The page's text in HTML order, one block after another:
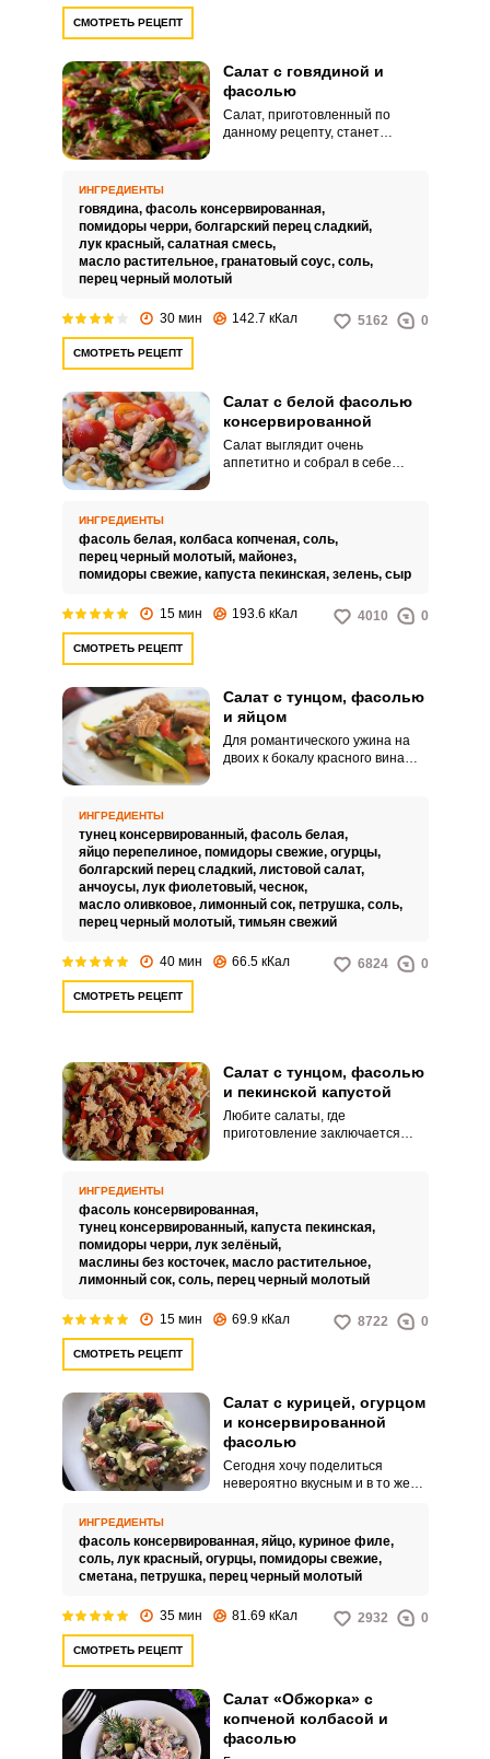
СМОТРЕТЬ РЕЦЕПТ
Салат с говядиной и
фасолью
Салат, приготовленный по
данному рецепту, станет
вариантом для праздничного
застолья.
ИНГРЕДИЕНТЫ
говядина, фасоль консервированная,
помидоры черри, болгарский перец сладкий,
лук красный, салатная смесь,
масло растительное, гранатовый соус, соль,
перец черный молотый
30 мин 142.7 кКал 5162 0
СМОТРЕТЬ РЕЦЕПТ
Салат с белой фасолью
консервированной
Салат выглядит очень
аппетитно и собрал в себе
не требует сложных действий.
ИНГРЕДИЕНТЫ
фасоль белая, колбаса копченая, соль,
перец черный молотый, майонез,
помидоры свежие, капуста пекинская, зелень, сыр
15 мин 193.6 кКал 4010 0
СМОТРЕТЬ РЕЦЕПТ
Салат с тунцом, фасолью
и яйцом
Для романтического ужина на
двоих к бокалу красного вина
много овощей и зелени,
пряностей, заправляется соком
лимона и оливковым маслом.
ИНГРЕДИЕНТЫ
тунец консервированный, фасоль белая,
яйцо перепелиное, помидоры свежие, огурцы,
болгарский перец сладкий, листовой салат,
анчоусы, лук фиолетовый, чеснок,
масло оливковое, лимонный сок, петрушка, соль,
перец черный молотый, тимьян свежий
40 мин 66.5 кКал 6824 0
СМОТРЕТЬ РЕЦЕПТ
Салат с тунцом, фасолью
и пекинской капустой
Любите салаты, где
приготовление заключается
с тунцом и фасолью,
помидорами черри и
маслинами. Этот полезный
салат лучше всего заправлять
именно оливковым маслом,
тогда он приобретает
ИНГРЕДИЕНТЫ
фасоль консервированная,
тунец консервированный, капуста пекинская,
помидоры черри, лук зелёный,
маслины без косточек, масло растительное,
лимонный сок, соль, перец черный молотый
15 мин 69.9 кКал 8722 0
СМОТРЕТЬ РЕЦЕПТ
Салат с курицей, огурцом
и консервированной
фасолью
Сегодня хочу поделиться
невероятно вкусным и в то же
курицей, огурцом и
консервированной фасолью.
Салат получается красивым,
вкусу и сочным.
ИНГРЕДИЕНТЫ
фасоль консервированная, яйцо, куриное филе,
соль, лук красный, огурцы, помидоры свежие,
сметана, петрушка, перец черный молотый
35 мин 81.69 кКал 2932 0
СМОТРЕТЬ РЕЦЕПТ
Салат «Обжорка» с
копченой колбасой и
фасолью
ВХОД НА САЙТ
Войдите
с помощью социальных сетей:
или